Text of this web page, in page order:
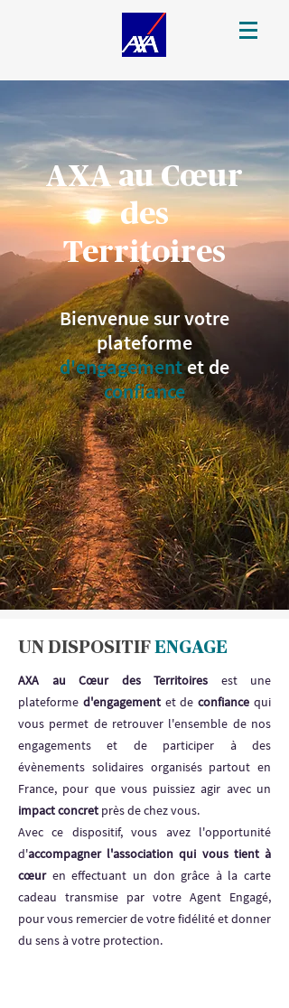
AXA au Cœur
des
Territoires
Bienvenue sur votre
plateforme
d'engagementet de
confiance
UN DISPOSITIF ENGAGE
AXA au Cœur des Territoires est une
plateforme d'engagementet deconfiance qui
vous permet de retrouver l'ensemble de nos
engagements et de participer à des
évènements solidaires organisés partout en
France, pour que vous puissiez agir avec un
impact concret près de chez vous.
Avec ce dispositif, vous avez l'opportunité
d'accompagner l'association qui vous tient à
cœuren effectuant un don grâce à la carte
cadeau transmise par votre Agent Engagé,
pour vous remercier de votre fidélité et donner
du sens à votre protection.